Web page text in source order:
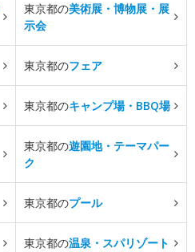
東京都の美術展・博物展・展
示会
東京都のフェア
東京都のキャンプ場・BBQ場
東京都の遊園地・テーマパー
ク
東京都のプール
東京都の温泉・スパリゾート